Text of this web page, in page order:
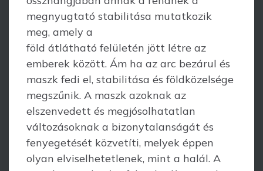
megnyugtató stabilitása mutatkozik
meg, amely a
föld átlátható felületén jött létre az
emberek között. Ám ha az arc bezárul és
maszk fedi el, stabilitása és földközelsége
megszűnik. A maszk azoknak az
elszenvedett és megjósolhatatlan
változásoknak a bizonytalanságát és
fenyegetését közvetíti, melyek éppen
olyan elviselhetetlenek, mint a halál. A